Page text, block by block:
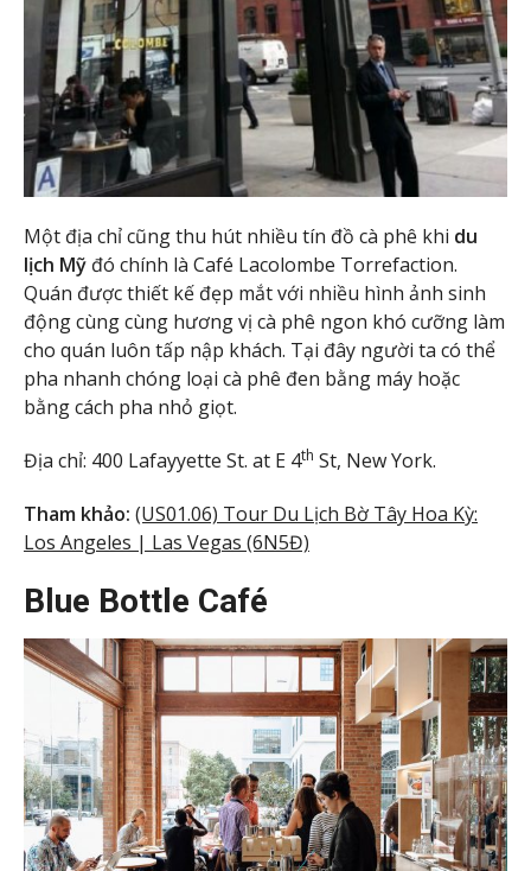
Một địa chỉ cũng thu hút nhiều tín đồ cà phê khi du
lịch Mỹ đó chính là Café Lacolombe Torrefaction.
Quán được thiết kế đẹp mắt với nhiều hình ảnh sinh
động cùng cùng hương vị cà phê ngon khó cưỡng làm
cho quán luôn tấp nập khách. Tại đây người ta có thể
pha nhanh chóng loại cà phê đen bằng máy hoặc
bằng cách pha nhỏ giọt.
Địa chỉ: 400 Lafayyette St. at E 4th St, New York.
Tham khảo: (US01.06) Tour Du Lịch Bờ Tây Hoa Kỳ:
Los Angeles | Las Vegas (6N5Đ)
Blue Bottle Café